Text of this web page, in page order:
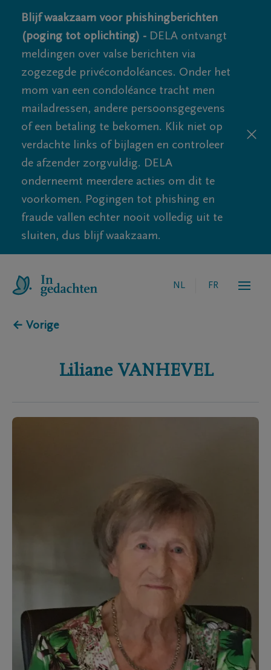
Blijf waakzaam voor phishingberichten
(poging tot oplichting) - DELA ontvangt
meldingen over valse berichten via
zogezegde privécondoléances. Onder het
mom van een condoléance tracht men
mailadressen, andere persoonsgegevens
of een betaling te bekomen. Klik niet op
verdachte links of bijlagen en controleer
de afzender zorgvuldig. DELA
onderneemt meerdere acties om dit te
voorkomen. Pogingen tot phishing en
fraude vallen echter nooit volledig uit te
sluiten, dus blijf waakzaam.
NL FR
← Vorige
Liliane VANHEVEL